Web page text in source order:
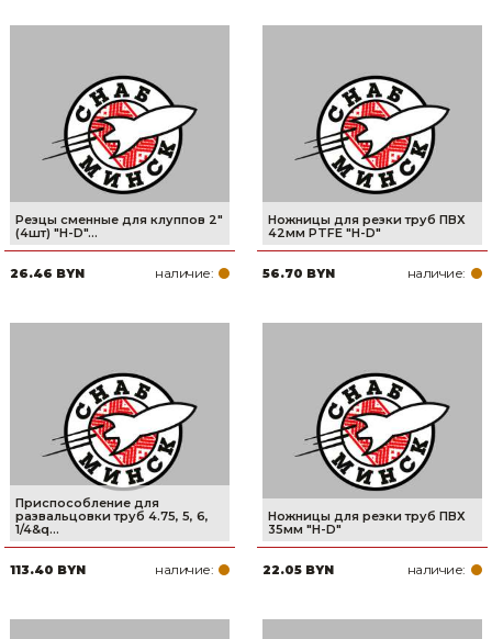
Резцы сменные для клуппов 2"
(4шт) "H-D"...
26.46 BYN наличие:
Ножницы для резки труб ПВХ
42мм PTFE "H-D"
56.70 BYN наличие:
Приспособление для
развальцовки труб 4.75, 5, 6,
1/4&q...
113.40 BYN наличие:
Ножницы для резки труб ПВХ
35мм "H-D"
22.05 BYN наличие: